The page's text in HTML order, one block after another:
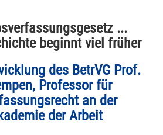
...
beginnt viel früher
des BetrVG Prof.
Professor für
an der
der Arbeit